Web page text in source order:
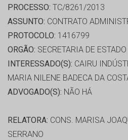
PROCESSO: TC/8261/2013
ASSUNTO: CONTRATO
PROTOCOLO: 1416799
ORGÃO: SECRETARIA DE
INTERESSADO(S): CAIRU
MARIA NILENE BADECA DA
ADVOGADO(S): NÃO HÁ
RELATORA: CONS. MARISA
SERRANO